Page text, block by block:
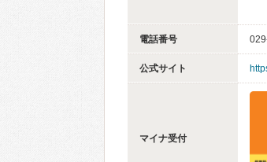
電話番号
公式サイト
マイナ受付